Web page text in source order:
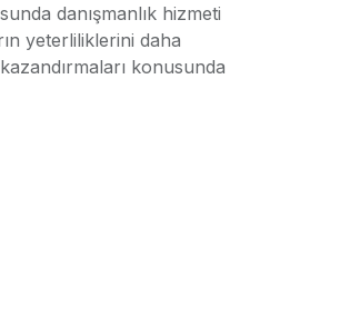
danışmanlık hizmeti
yeterliliklerini daha
konusunda